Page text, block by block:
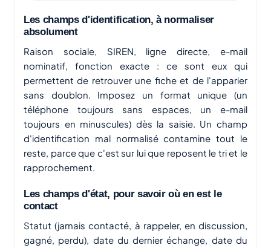
Les champs d'identification, à normaliser
absolument
Raison sociale, SIREN, ligne directe, e-mail
nominatif, fonction exacte : ce sont eux qui
permettent de retrouver une fiche et de l'apparier
sans doublon. Imposez un format unique (un
téléphone toujours sans espaces, un e-mail
toujours en minuscules) dès la saisie. Un champ
d'identification mal normalisé contamine tout le
reste, parce que c'est sur lui que reposent le tri et le
rapprochement.
Les champs d'état, pour savoir où en est le
contact
Statut (jamais contacté, à rappeler, en discussion,
gagné, perdu), date du dernier échange, date du